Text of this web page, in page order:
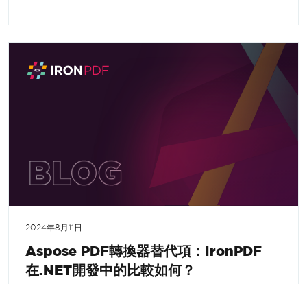
2024年8月11日
Aspose PDF轉換器替代項：IronPDF
在.NET開發中的比較如何？